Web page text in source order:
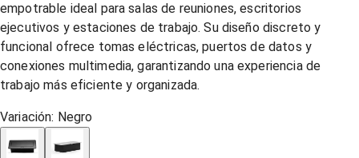
empotrable ideal para salas de reuniones, escritorios
ejecutivos y estaciones de trabajo. Su diseño discreto y
funcional ofrece tomas eléctricas, puertos de datos y
conexiones multimedia, garantizando una experiencia de
trabajo más eficiente y organizada.
Variación: Negro